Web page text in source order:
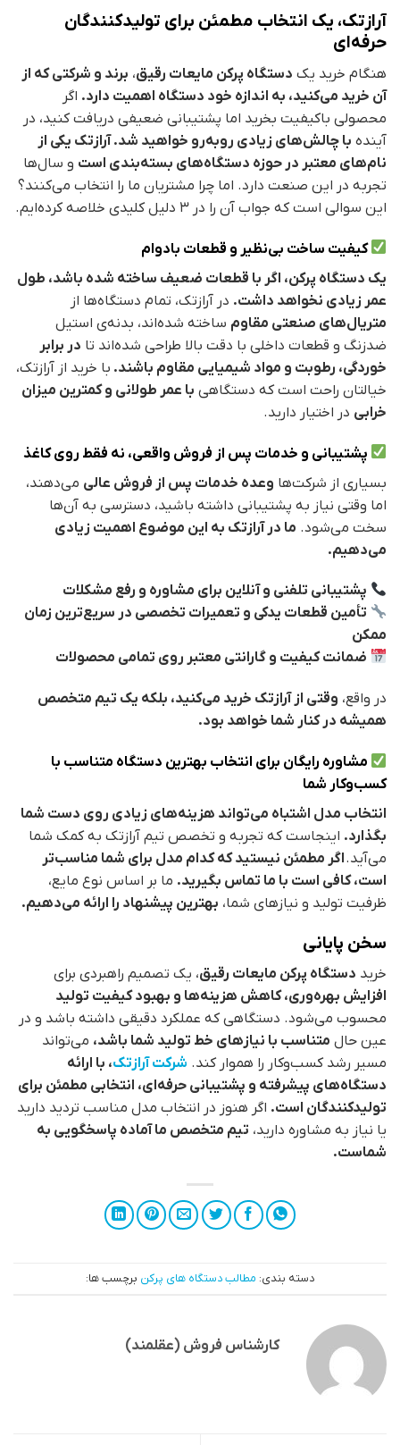
آرازتک، یک انتخاب مطمئن برای تولیدکنندگان
حرفه‌ای
هنگام خرید یک دستگاه پرکن مایعات رقیق، برند و شرکتی که از
آن خرید می‌کنید، به اندازه خود دستگاه اهمیت دارد. اگر
محصولی باکیفیت بخرید اما پشتیبانی ضعیفی دریافت کنید، در
آینده با چالش‌های زیادی روبه‌رو خواهید شد.آرازتک یکی از
نام‌های معتبر در حوزه دستگاه‌های بسته‌بندی است و سال‌ها
تجربه در این صنعت دارد. اما چرا مشتریان ما را انتخاب می‌کنند؟
این سوالی است که جواب آن را در 3 دلیل کلیدی خلاصه کرده‌ایم.
کیفیت ساخت بی‌نظیر و قطعات بادوام
یک دستگاه پرکن، اگر با قطعات ضعیف ساخته شده باشد، طول
عمر زیادی نخواهد داشت. در آرازتک، تمام دستگاه‌ها از
متریال‌های صنعتی مقاوم ساخته شده‌اند، بدنه‌ی استیل
ضدزنگ و قطعات داخلی با دقت بالا طراحی شده‌اند تا در برابر
خوردگی، رطوبت و مواد شیمیایی مقاوم باشند. با خرید از آرازتک،
خیالتان راحت است که دستگاهی با عمر طولانی و کمترین میزان
خرابی در اختیار دارید.
پشتیبانی و خدمات پس از فروش واقعی، نه فقط روی کاغذ
بسیاری از شرکت‌ها وعده خدمات پس از فروش عالی می‌دهند،
اما وقتی نیاز به پشتیبانی داشته باشید، دسترسی به آن‌ها
سخت می‌شود. ما در آرازتک به این موضوع اهمیت زیادی
می‌دهیم.
پشتیبانی تلفنی و آنلاین برای مشاوره و رفع مشکلات
تأمین قطعات یدکی و تعمیرات تخصصی در سریع‌ترین زمان
ممکن
ضمانت کیفیت و گارانتی معتبر روی تمامی محصولات
در واقع، وقتی از آرازتک خرید می‌کنید، بلکه یک تیم متخصص
همیشه در کنار شما خواهد بود.
مشاوره رایگان برای انتخاب بهترین دستگاه متناسب با
کسب‌وکار شما
انتخاب مدل اشتباه می‌تواند هزینه‌های زیادی روی دست شما
بگذارد. اینجاست که تجربه و تخصص تیم آرازتک به کمک شما
می‌آید.اگر مطمئن نیستید که کدام مدل برای شما مناسب‌تر
است، کافی است با ما تماس بگیرید. ما بر اساس نوع مایع،
ظرفیت تولید و نیازهای شما، بهترین پیشنهاد را ارائه می‌دهیم.
سخن پایانی
خرید دستگاه پرکن مایعات رقیق، یک تصمیم راهبردی برای
افزایش بهره‌وری، کاهش هزینه‌ها و بهبود کیفیت تولید
محسوب می‌شود. دستگاهی که عملکرد دقیقی داشته باشد و در
عین حال متناسب با نیازهای خط تولید شما باشد، می‌تواند
مسیر رشد کسب‌وکار را هموار کند. شرکت آرازتک، با ارائه
دستگاه‌های پیشرفته و پشتیبانی حرفه‌ای، انتخابی مطمئن برای
تولیدکنندگان است. اگر هنوز در انتخاب مدل مناسب تردید دارید
یا نیاز به مشاوره دارید، تیم متخصص ما آماده پاسخگویی به
شماست.
دسته بندی: مطالب دستگاه های پرکن برچسب ها:
کارشناس فروش (عقلمند)